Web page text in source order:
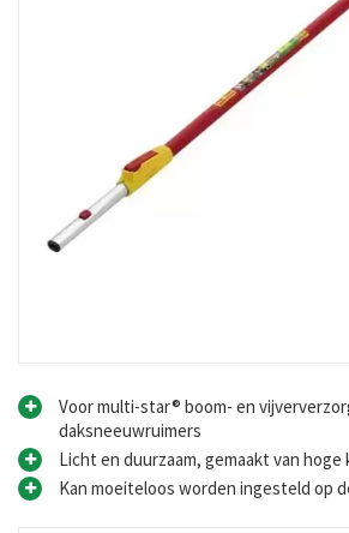
Voor multi-star® boom- en
daksneeuwruimers
Licht en duurzaam, gemaakt van
Kan moeiteloos worden ingesteld op